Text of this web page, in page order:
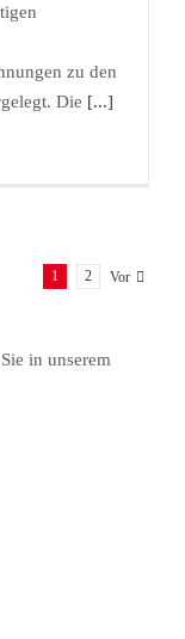
zu den
Die [...]
1 2 Vor
in unserem